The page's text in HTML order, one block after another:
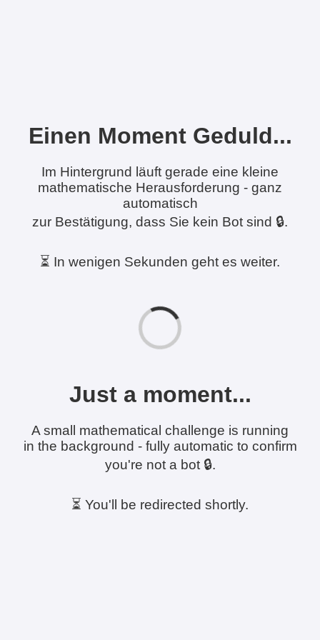
Einen Moment Geduld...
Im Hintergrund läuft gerade eine kleine
mathematische Herausforderung - ganz
automatisch
zur Bestätigung, dass Sie kein Bot sind 🔒.
⏳ In wenigen Sekunden geht es weiter.
Just a moment...
A small mathematical challenge is running
in the background - fully automatic to confirm
you're not a bot 🔒.
⏳ You'll be redirected shortly.